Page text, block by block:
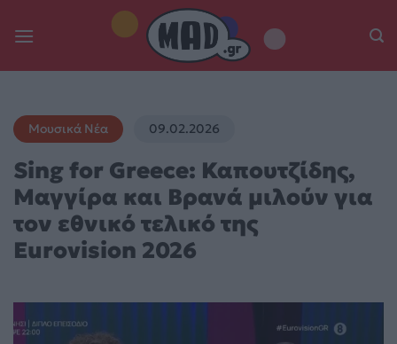
Μουσικά Νέα 09.02.2026
Sing for Greece: Καπουτζίδης,
Μαγγίρα και Βρανά μιλούν για
τον εθνικό τελικό της
Eurovision 2026